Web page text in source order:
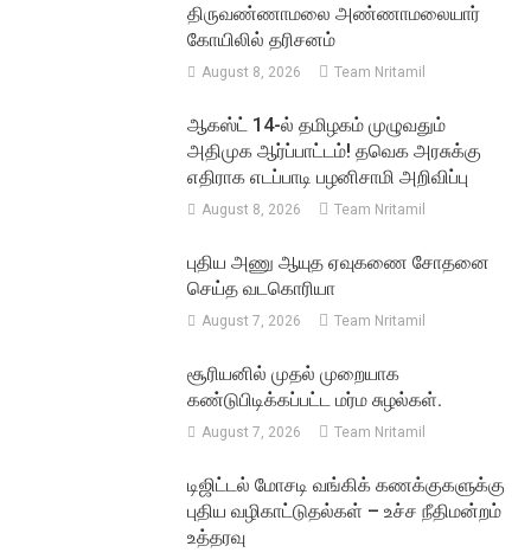
திருவண்ணாமலை அண்ணாமலையார்
கோயிலில் தரிசனம்
August 8, 2026 Team Nritamil
ஆகஸ்ட் 14-ல் தமிழகம் முழுவதும்
அதிமுக ஆர்ப்பாட்டம்! தவெக அரசுக்கு
எதிராக எடப்பாடி பழனிசாமி அறிவிப்பு
August 8, 2026 Team Nritamil
புதிய அணு ஆயுத ஏவுகணை சோதனை
செய்த வடகொரியா
August 7, 2026 Team Nritamil
சூரியனில் முதல் முறையாக
கண்டுபிடிக்கப்பட்ட மர்ம சுழல்கள்.
August 7, 2026 Team Nritamil
டிஜிட்டல் மோசடி வங்கிக் கணக்குகளுக்கு
புதிய வழிகாட்டுதல்கள் – உச்ச நீதிமன்றம்
உத்தரவு